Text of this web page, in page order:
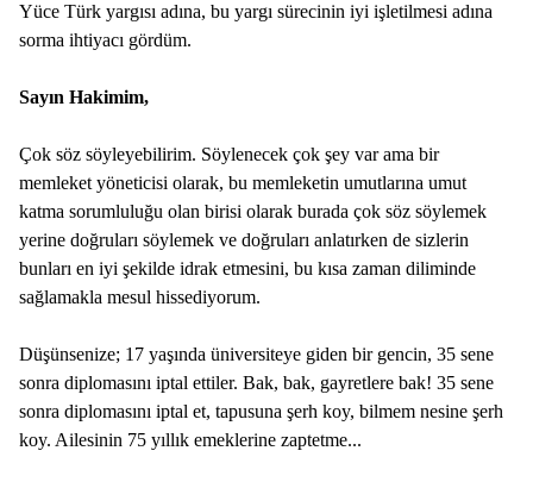
Yüce Türk yargısı adına, bu yargı sürecinin iyi işletilmesi adına
sorma ihtiyacı gördüm.
Sayın Hakimim,
Çok söz söyleyebilirim. Söylenecek çok şey var ama bir
memleket yöneticisi olarak, bu memleketin umutlarına umut
katma sorumluluğu olan birisi olarak burada çok söz söylemek
yerine doğruları söylemek ve doğruları anlatırken de sizlerin
bunları en iyi şekilde idrak etmesini, bu kısa zaman diliminde
sağlamakla mesul hissediyorum.
Düşünsenize; 17 yaşında üniversiteye giden bir gencin, 35 sene
sonra diplomasını iptal ettiler. Bak, bak, gayretlere bak! 35 sene
sonra diplomasını iptal et, tapusuna şerh koy, bilmem nesine şerh
koy. Ailesinin 75 yıllık emeklerine zaptetme...